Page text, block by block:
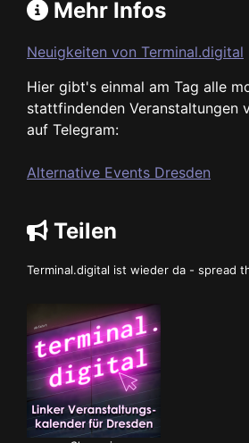
Mehr Infos
Neuigkeiten von Terminal.digital
Hier gibt's einmal am Tag alle
stattfindenden Veranstaltungen
auf Telegram:
Alternative Events Dresden
Teilen
Terminal.digital ist wieder da - spread